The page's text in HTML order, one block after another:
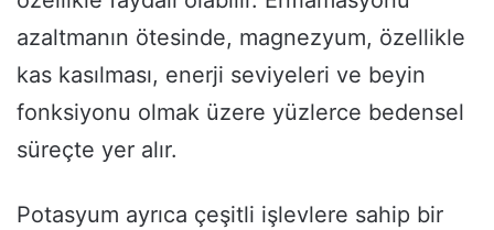
azaltmanın ötesinde, magnezyum, özellikle
kas kasılması, enerji seviyeleri ve beyin
fonksiyonu olmak üzere yüzlerce bedensel
süreçte yer alır.
Potasyum ayrıca çeşitli işlevlere sahip bir